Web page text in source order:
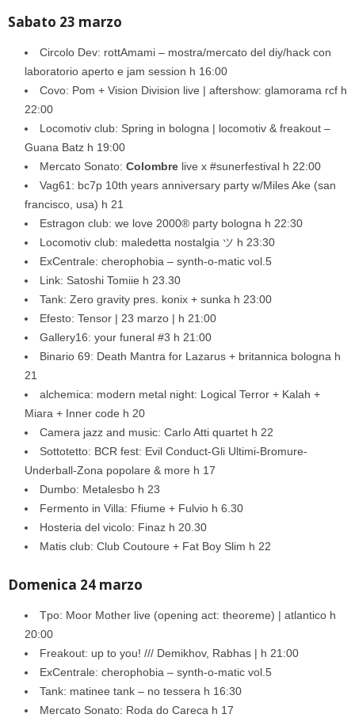
Sabato 23 marzo
Circolo Dev: rottAmami – mostra/mercato del diy/hack con
laboratorio aperto e jam session h 16:00
Covo: Pom + Vision Division live | aftershow: glamorama rcf h
22:00
Locomotiv club: Spring in bologna | locomotiv & freakout –
Guana Batz h 19:00
Mercato Sonato: Colombre live x #sunerfestival h 22:00
Vag61: bc7p 10th years anniversary party w/Miles Ake (san
francisco, usa) h 21
Estragon club: we love 2000® party bologna h 22:30
Locomotiv club: maledetta nostalgia ツ h 23:30
ExCentrale: cherophobia – synth-o-matic vol.5
Link: Satoshi Tomiie h 23.30
Tank: Zero gravity pres. konix + sunka h 23:00
Efesto: Tensor | 23 marzo | h 21:00
Gallery16: your funeral #3 h 21:00
Binario 69: Death Mantra for Lazarus + britannica bologna h
21
alchemica: modern metal night: Logical Terror + Kalah +
Miara + Inner code h 20
Camera jazz and music: Carlo Atti quartet h 22
Sottotetto: BCR fest: Evil Conduct-Gli Ultimi-Bromure-
Underball-Zona popolare & more h 17
Dumbo: Metalesbo h 23
Fermento in Villa: Ffiume + Fulvio h 6.30
Hosteria del vicolo: Finaz h 20.30
Matis club: Club Coutoure + Fat Boy Slim h 22
Domenica 24 marzo
Tpo: Moor Mother live (opening act: theoreme) | atlantico h
20:00
Freakout: up to you! /// Demikhov, Rabhas | h 21:00
ExCentrale: cherophobia – synth-o-matic vol.5
Tank: matinee tank – no tessera h 16:30
Mercato Sonato: Roda do Careca h 17